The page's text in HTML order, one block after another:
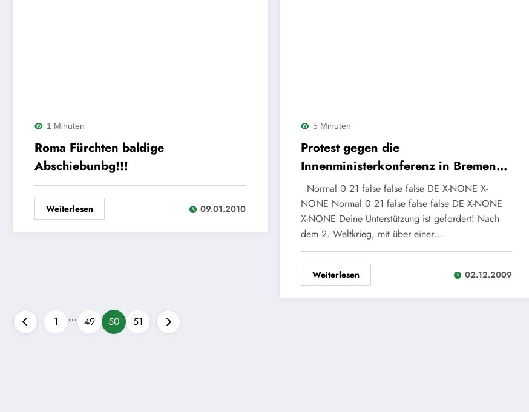
1 Minuten
Roma Fürchten baldige
Abschiebunbg!!!
Weiterlesen 09.01.2010
5 Minuten
Protest gegen die
Innenministerkonferenz in Bremen
(Demo am 02.12.2009)
Normal 0 21 false false false DE X-NONE X-
NONE Normal 0 21 false false false DE X-NONE
X-NONE Deine Unterstützung ist gefordert! Nach
dem 2. Weltkrieg, mit über einer…
Weiterlesen 02.12.2009
Seitennummerierung
1 … 49 50 51